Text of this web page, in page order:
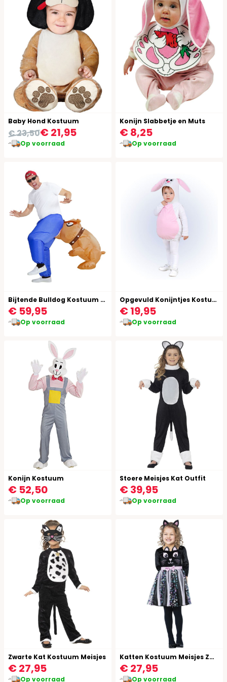
Baby Hond Kostuum
€ 21,95
€ 23,50
Op voorraad
Konijn Slabbetje en Muts
€ 8,25
Op voorraad
Bijtende Bulldog Kostuum Opblaasbaar
€ 59,95
Op voorraad
Opgevuld Konijntjes Kostuum
€ 19,95
Op voorraad
Konijn Kostuum
€ 52,50
Op voorraad
Stoere Meisjes Kat Outfit
€ 39,95
Op voorraad
Zwarte Kat Kostuum Meisjes
€ 27,95
Op voorraad
Katten Kostuum Meisjes Zwart
€ 27,95
Op voorraad